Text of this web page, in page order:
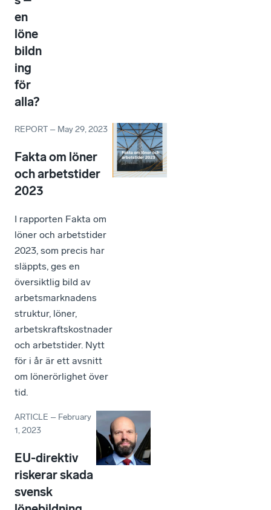
en
löne
bildn
ing
för
alla?
REPORT – May 29, 2023
Fakta om löner
och arbetstider
2023
I rapporten Fakta om
löner och arbetstider
2023, som precis har
släppts, ges en
översiktlig bild av
arbetsmarknadens
struktur, löner,
arbetskraftskostnader
och arbetstider. Nytt
för i år är ett avsnitt
om lönerörlighet över
tid.
ARTICLE – February
1, 2023
EU-direktiv
riskerar skada
svensk